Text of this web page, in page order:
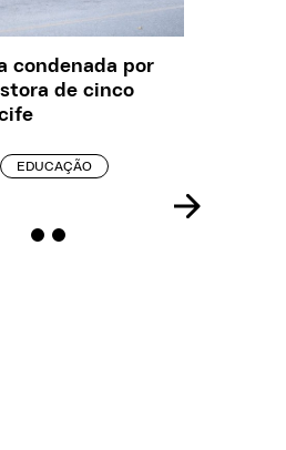
condenada por
de cinco
EDUCAÇÃO